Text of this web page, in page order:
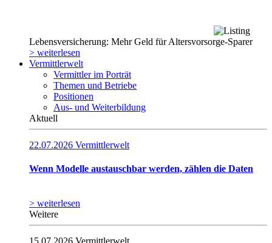
Lebensversicherung: Mehr Geld für Altersvorsorge-Sparer
> weiterlesen
Vermittlerwelt
Vermittler im Porträt
Themen und Betriebe
Positionen
Aus- und Weiterbildung
Aktuell
22.07.2026 Vermittlerwelt
Wenn Modelle austauschbar werden, zählen die Daten
> weiterlesen
Weitere